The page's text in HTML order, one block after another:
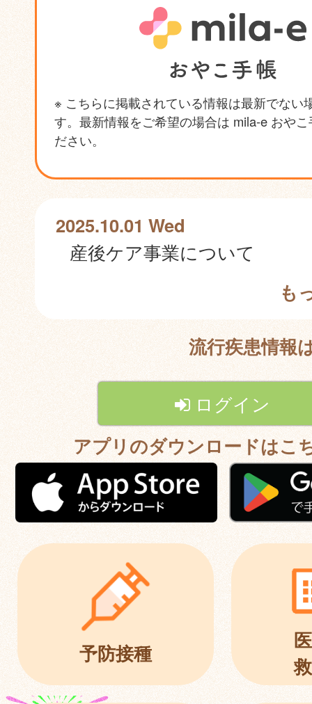
※ こちらに掲載されている情報は最新でない
す。最新情報をご希望の場合は mila-e おや
ださい。
2025.10.01 Wed
産後ケア事業について
も
流行疾患情報
ログイン
アプリのダウンロードはこ
予防接種